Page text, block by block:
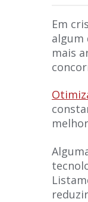
Em
algum
mais